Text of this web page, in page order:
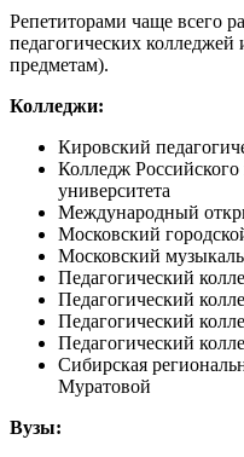
Репетиторами чаще всего
педагогических
предметам).
Колледжи:
Кировский
Колледж Российского
университета
Международный
Московский
Московский
Педагогический
Педагогический
Педагогический
Педагогический
Сибирская
Муратовой
Вузы: